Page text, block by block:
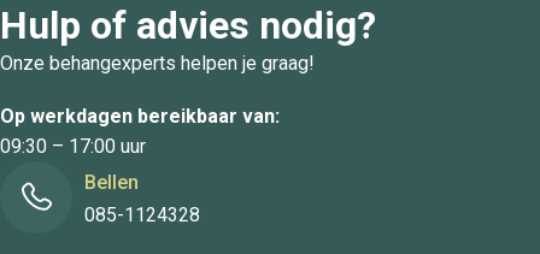
Hulp of advies nodig?
Onze behangexperts helpen je graag!
Op werkdagen bereikbaar van:
09:30 – 17:00 uur
Bellen
085-1124328